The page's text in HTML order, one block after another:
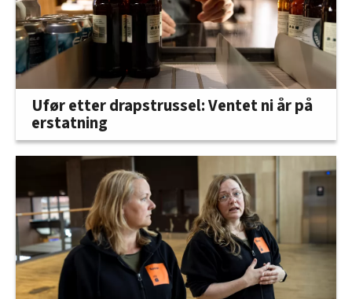
Ufør etter drapstrussel: Ventet ni år på
erstatning